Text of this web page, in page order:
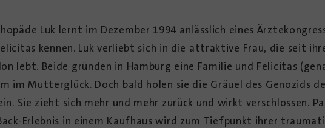
Luk lernt im Dezember 1994 anlässlich eines
kennen. Luk verliebt sich in die attraktive Frau, die seit
lebt. Beide gründen in Hamburg eine Familie und Felicitas
im Mutterglück. Doch bald holen sie die Gräuel des Genozids
Sie zieht sich mehr und mehr zurück und wirkt verschlossen.
Erlebnis in einem Kaufhaus wird zum Tiefpunkt ihrer